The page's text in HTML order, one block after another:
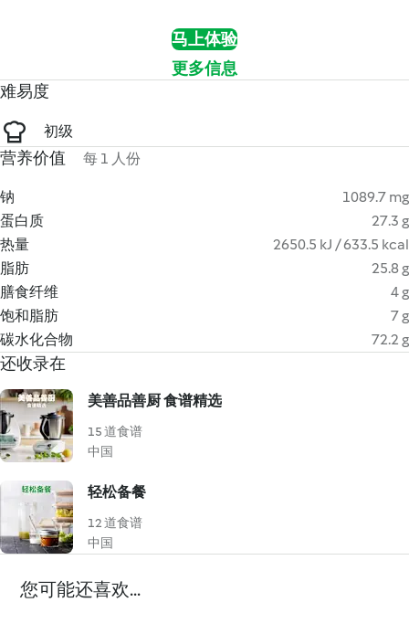
马上体验
更多信息
难易度
初级
营养价值 每 1 人份
钠
1089.7 mg
蛋白质
27.3 g
热量
2650.5 kJ / 633.5 kcal
脂肪
25.8 g
膳食纤维
4 g
饱和脂肪
7 g
碳水化合物
72.2 g
还收录在
美善品善厨 食谱精选
15 道食谱
中国
轻松备餐
12 道食谱
中国
您可能还喜欢...